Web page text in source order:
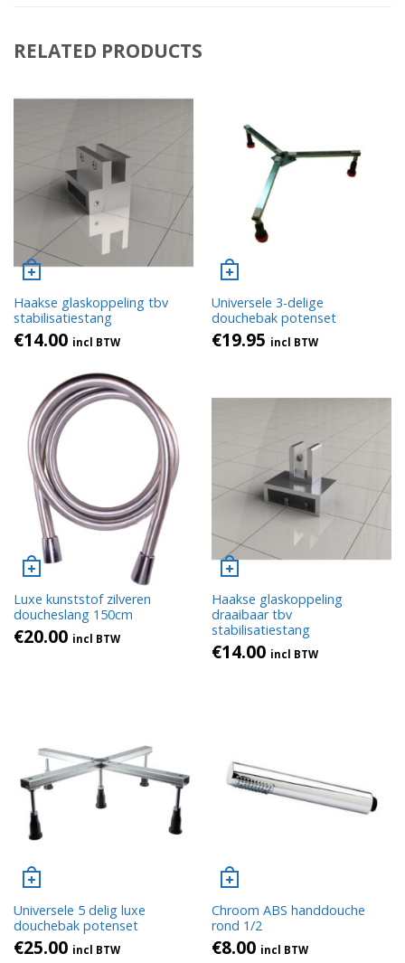
RELATED PRODUCTS
Haakse glaskoppeling tbv
stabilisatiestang
€14.00 incl BTW
Universele 3-delige
douchebak potenset
€19.95 incl BTW
Luxe kunststof zilveren
doucheslang 150cm
€20.00 incl BTW
Haakse glaskoppeling
draaibaar tbv
stabilisatiestang
€14.00 incl BTW
Universele 5 delig luxe
douchebak potenset
€25.00 incl BTW
Chroom ABS handdouche
rond 1/2
€8.00 incl BTW